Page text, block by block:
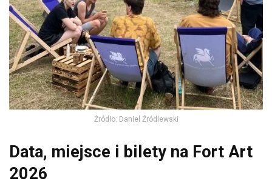
Źródło: Daniel Źródlewski
Data, miejsce i bilety na Fort Art
2026